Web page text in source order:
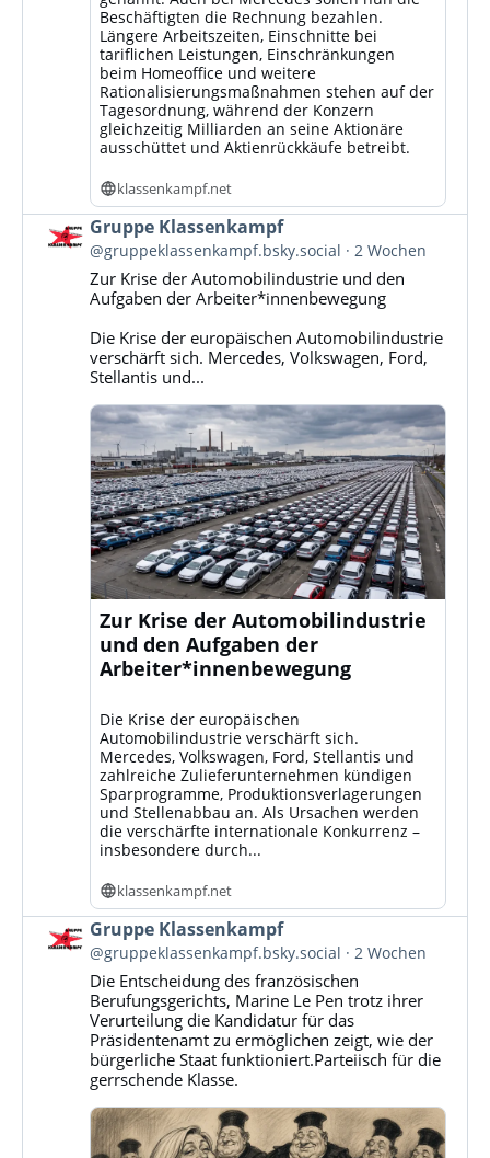
Beschäftigten die Rechnung bezahlen.
Längere Arbeitszeiten, Einschnitte bei
tariflichen Leistungen, Einschränkungen
beim Homeoffice und weitere
Rationalisierungsmaßnahmen stehen auf der
Tagesordnung, während der Konzern
gleichzeitig Milliarden an seine Aktionäre
ausschüttet und Aktienrückkäufe betreibt.
klassenkampf.net
Beitrag
von
Gruppe
Klassenkampf
Bluesky
ansehen
Gruppe Klassenkampf
@gruppeklassenkampf.bsky.social 2 Wochen
Zur Krise der Automobilindustrie und den
Aufgaben der Arbeiter*innenbewegung
Die Krise der europäischen Automobilindustrie
verschärft sich. Mercedes, Volkswagen, Ford,
Stellantis und...
Zur Krise der Automobilindustrie
und den Aufgaben der
Arbeiter*innenbewegung
Die Krise der europäischen
Automobilindustrie verschärft sich.
Mercedes, Volkswagen, Ford, Stellantis und
zahlreiche Zulieferunternehmen kündigen
Sparprogramme, Produktionsverlagerungen
und Stellenabbau an. Als Ursachen werden
die verschärfte internationale Konkurrenz –
insbesondere durch...
klassenkampf.net
Beitrag
von
Gruppe
Klassenkampf
Bluesky
ansehen
Gruppe Klassenkampf
@gruppeklassenkampf.bsky.social 2 Wochen
Die Entscheidung des französischen
Berufungsgerichts, Marine Le Pen trotz ihrer
Verurteilung die Kandidatur für das
Präsidentenamt zu ermöglichen zeigt, wie der
bürgerliche Staat funktioniert.Parteiisch für die
gerrschende Klasse.